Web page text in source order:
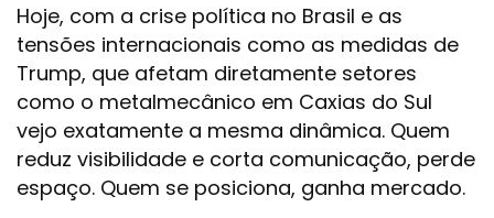
Hoje, com a crise política no Brasil e as
tensões internacionais como as medidas de
Trump, que afetam diretamente setores
como o metalmecânico em Caxias do Sul
vejo exatamente a mesma dinâmica. Quem
reduz visibilidade e corta comunicação, perde
espaço. Quem se posiciona, ganha mercado.